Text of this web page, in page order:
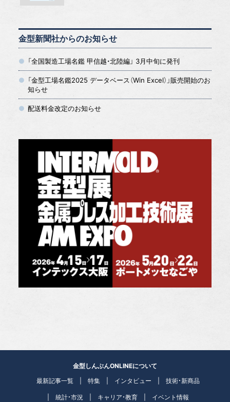
金型新聞社からのお知らせ
「全国製造工場名鑑 甲信越・北陸編」 3月中旬に発刊
「金型工場名鑑2025 データベース（Win Excel）」販売開始のお
知らせ
配送料金改定のお知らせ
金型しんぶんONLINEについて
最新記事一覧
特集 インタビュー 技術・新商品
統計・市況 キャリア・教育 イベント情報